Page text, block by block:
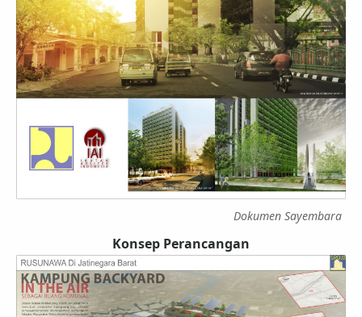
Dokumen Sayembara
Konsep Perancangan